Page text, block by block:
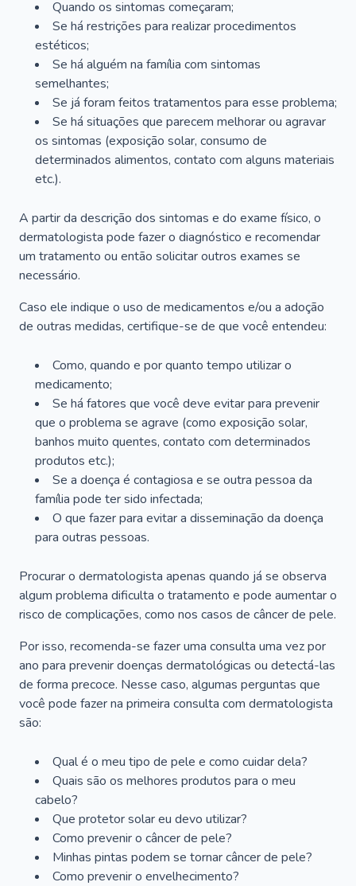
Quando os sintomas começaram;
Se há restrições para realizar procedimentos
estéticos;
Se há alguém na família com sintomas
semelhantes;
Se já foram feitos tratamentos para esse problema;
Se há situações que parecem melhorar ou agravar
os sintomas (exposição solar, consumo de
determinados alimentos, contato com alguns materiais
etc.).
A partir da descrição dos sintomas e do exame físico, o
dermatologista pode fazer o diagnóstico e recomendar
um tratamento ou então solicitar outros exames se
necessário.
Caso ele indique o uso de medicamentos e/ou a adoção
de outras medidas, certifique-se de que você entendeu:
Como, quando e por quanto tempo utilizar o
medicamento;
Se há fatores que você deve evitar para prevenir
que o problema se agrave (como exposição solar,
banhos muito quentes, contato com determinados
produtos etc.);
Se a doença é contagiosa e se outra pessoa da
família pode ter sido infectada;
O que fazer para evitar a disseminação da doença
para outras pessoas.
Procurar o dermatologista apenas quando já se observa
algum problema dificulta o tratamento e pode aumentar o
risco de complicações, como nos casos de câncer de pele.
Por isso, recomenda-se fazer uma consulta uma vez por
ano para prevenir doenças dermatológicas ou detectá-las
de forma precoce. Nesse caso, algumas perguntas que
você pode fazer na primeira consulta com dermatologista
são:
Qual é o meu tipo de pele e como cuidar dela?
Quais são os melhores produtos para o meu
cabelo?
Que protetor solar eu devo utilizar?
Como prevenir o câncer de pele?
Minhas pintas podem se tornar câncer de pele?
Como prevenir o envelhecimento?